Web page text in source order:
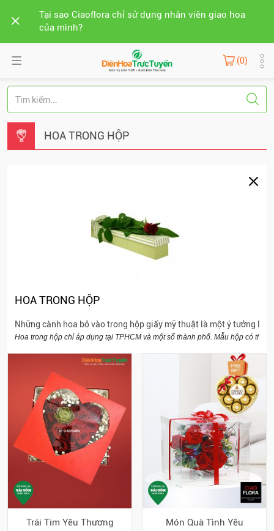
Tại sao Ciaoflora chỉ sử dụng nhân viên giao hoa
của mình?
(0)
HOA TRONG HỘP
HOA TRONG HỘP
Những cành hoa bỏ vào trong hộp giấy mỹ thuật là một ý tưởng
Hoa trong hộp chỉ áp dụng tại TPHCM và một số thành phố. Mẫu hộp có thể
Trái Tim Yêu Thương
Món Quà Tình Yêu